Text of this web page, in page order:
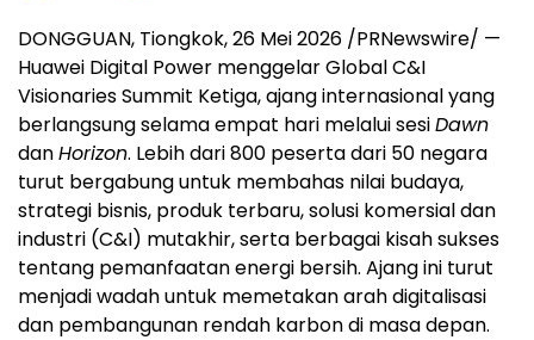
DONGGUAN, Tiongkok, 26 Mei 2026 /PRNewswire/ —
Huawei Digital Power menggelar Global C&I
Visionaries Summit Ketiga, ajang internasional yang
berlangsung selama empat hari melalui sesiDawn
danHorizon. Lebih dari 800 peserta dari 50 negara
turut bergabung untuk membahas nilai budaya,
strategi bisnis, produk terbaru, solusi komersial dan
industri (C&I) mutakhir, serta berbagai kisah sukses
tentang pemanfaatan energi bersih. Ajang ini turut
menjadi wadah untuk memetakan arah digitalisasi
dan pembangunan rendah karbon di masa depan.